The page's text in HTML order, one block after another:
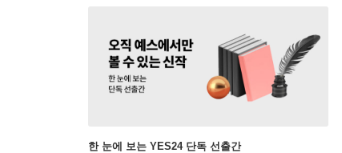
한 눈에 보는 YES24 단독 선출간